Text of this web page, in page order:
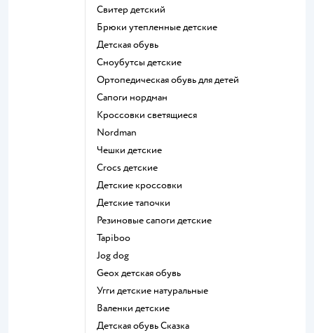
Свитер детский
Брюки утепленные детские
Детская обувь
Сноубутсы детские
Ортопедическая обувь для детей
Сапоги нордман
Кроссовки светящиеся
Nordman
Чешки детские
Crocs детские
Детские кроссовки
Детские тапочки
Резиновые сапоги детские
Tapiboo
Jog dog
Geox детская обувь
Угги детские натуральные
Валенки детские
Детская обувь Сказка